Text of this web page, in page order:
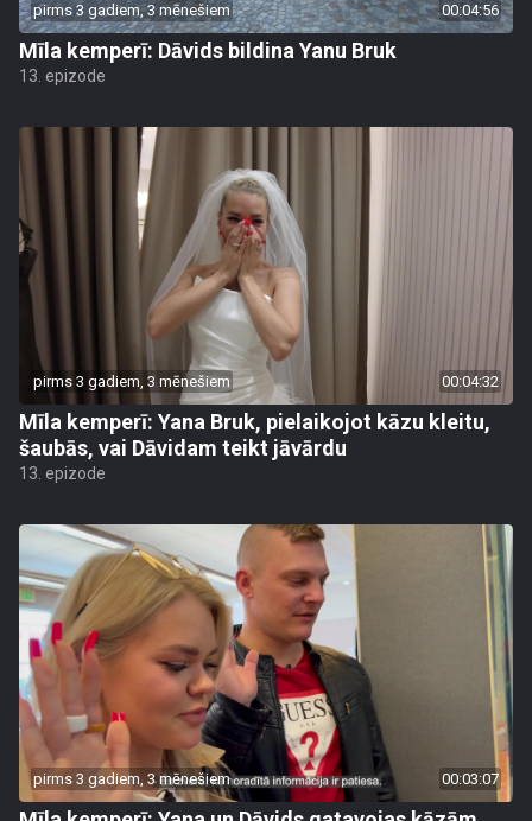
pirms 3 gadiem, 3 mēnešiem 00:04:56
Mīla kemperī: Dāvids bildina Yanu Bruk
13. epizode
pirms 3 gadiem, 3 mēnešiem 00:04:32
Mīla kemperī: Yana Bruk, pielaikojot kāzu kleitu,
šaubās, vai Dāvidam teikt jāvārdu
13. epizode
pirms 3 gadiem, 3 mēnešiem 00:03:07